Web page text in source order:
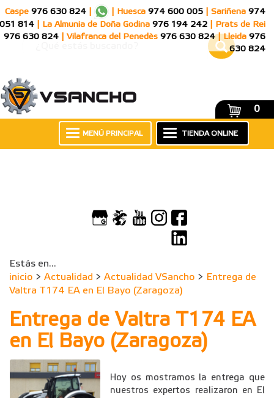
Caspe 976 630 824 Huesca 974 600 005 Sariñena 974
051 814
La Almunia de Doña Godina 976 194 242
Prats de Rei
976 630 824
Vilafranca del Penedès 976 630 824 Lleida 976
630 824
0
TIENDA ONLINE
MENÚ PRINCIPAL
Estás en...
inicio > Actualidad > Actualidad VSancho > Entrega de
Valtra T174 EA en El Bayo (Zaragoza)
Entrega de Valtra T174 EA
en El Bayo (Zaragoza)
Hoy os mostramos la entrega que
nuestros expertos realizaron en El